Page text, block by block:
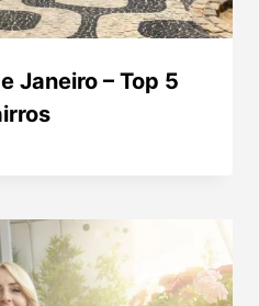
Janeiro – Top 5